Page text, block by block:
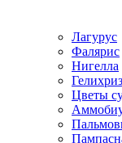
Лагурус
Фалярис
Нигелла
Цветы